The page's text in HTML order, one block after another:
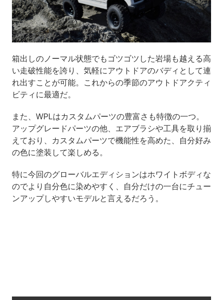
箱出しのノーマル状態でもゴツゴツした岩場も越える高
い走破性能を誇り、気軽にアウトドアのバディとして連
れ出すことが可能。これからの季節のアウトドアクティ
ビティに最適だ。
また、WPLはカスタムパーツの豊富さも特徴の一つ。
アップグレードパーツの他、エアブラシや工具を取り揃
えており、カスタムパーツで機能性を高めた、自分好み
の色に塗装して楽しめる。
特に今回のグローバルエディションはホワイトボディな
のでより自分色に染めやすく、自分だけの一台にチュー
ンアップしやすいモデルと言えるだろう。